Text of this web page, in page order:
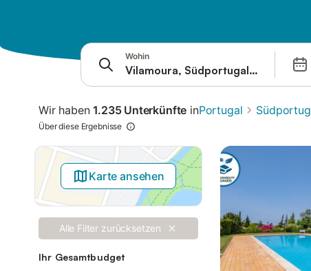
Filter
Wohin
Wir haben1.235 Unterkünfte inPortugal
Über diese Ergebnisse
Karte ansehen
Alle Filter zurücksetzen
Ihr Gesamtbudget